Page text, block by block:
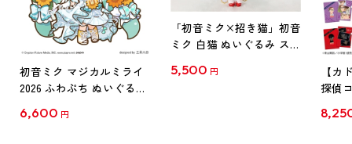
初音ミク マジカルミライ
2026 ふわぷち ぬいぐるみ
6,600 円
「初音ミク×招き猫」初音
ミク 白猫 ぬいぐるみ スタ
5,500 円
【カ
探偵
クリ